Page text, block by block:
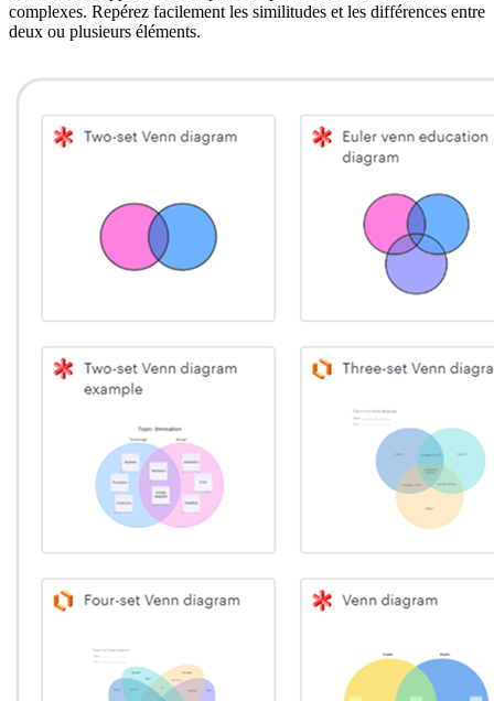
complexes. Repérez facilement les similitudes et les différences entre
deux ou plusieurs éléments.